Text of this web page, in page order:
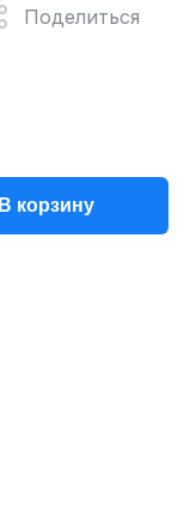
Поделиться
В корзину